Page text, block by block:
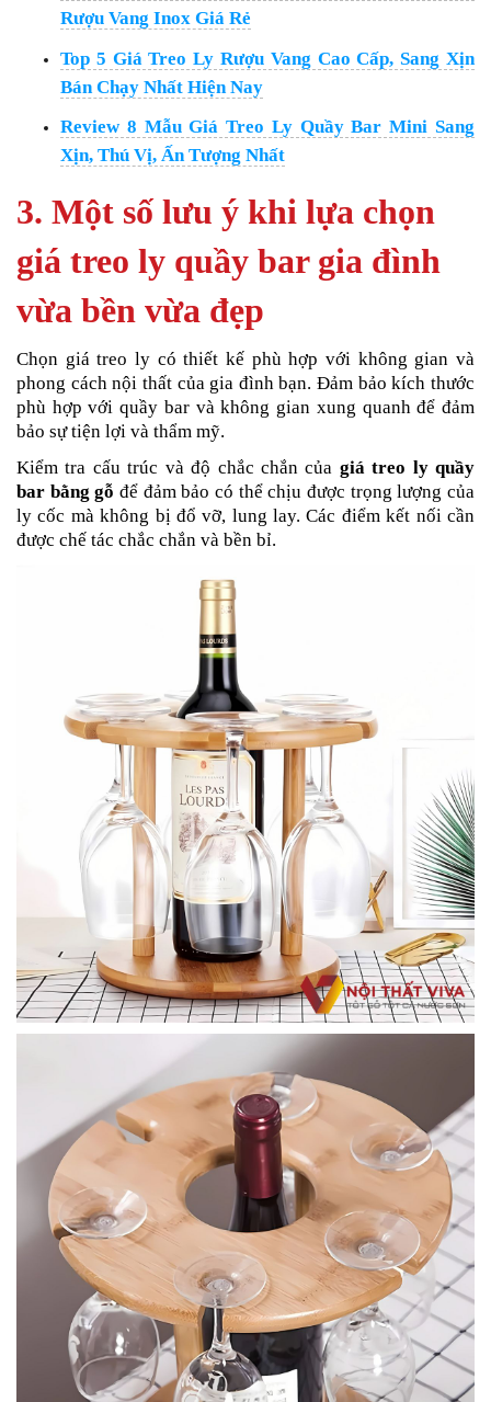
Rượu Vang Inox Giá Rẻ
Top 5 Giá Treo Ly Rượu Vang Cao Cấp, Sang Xịn
Bán Chạy Nhất Hiện Nay
Review 8 Mẫu Giá Treo Ly Quầy Bar Mini Sang
Xịn, Thú Vị, Ấn Tượng Nhất
3. Một số lưu ý khi lựa chọn
giá treo ly quầy bar gia đình
vừa bền vừa đẹp
Chọn giá treo ly có thiết kế phù hợp với không gian và
phong cách nội thất của gia đình bạn. Đảm bảo kích thước
phù hợp với quầy bar và không gian xung quanh để đảm
bảo sự tiện lợi và thẩm mỹ.
Kiểm tra cấu trúc và độ chắc chắn của giá treo ly quầy
bar bằng gỗ để đảm bảo có thể chịu được trọng lượng của
ly cốc mà không bị đổ vỡ, lung lay. Các điểm kết nối cần
được chế tác chắc chắn và bền bỉ.